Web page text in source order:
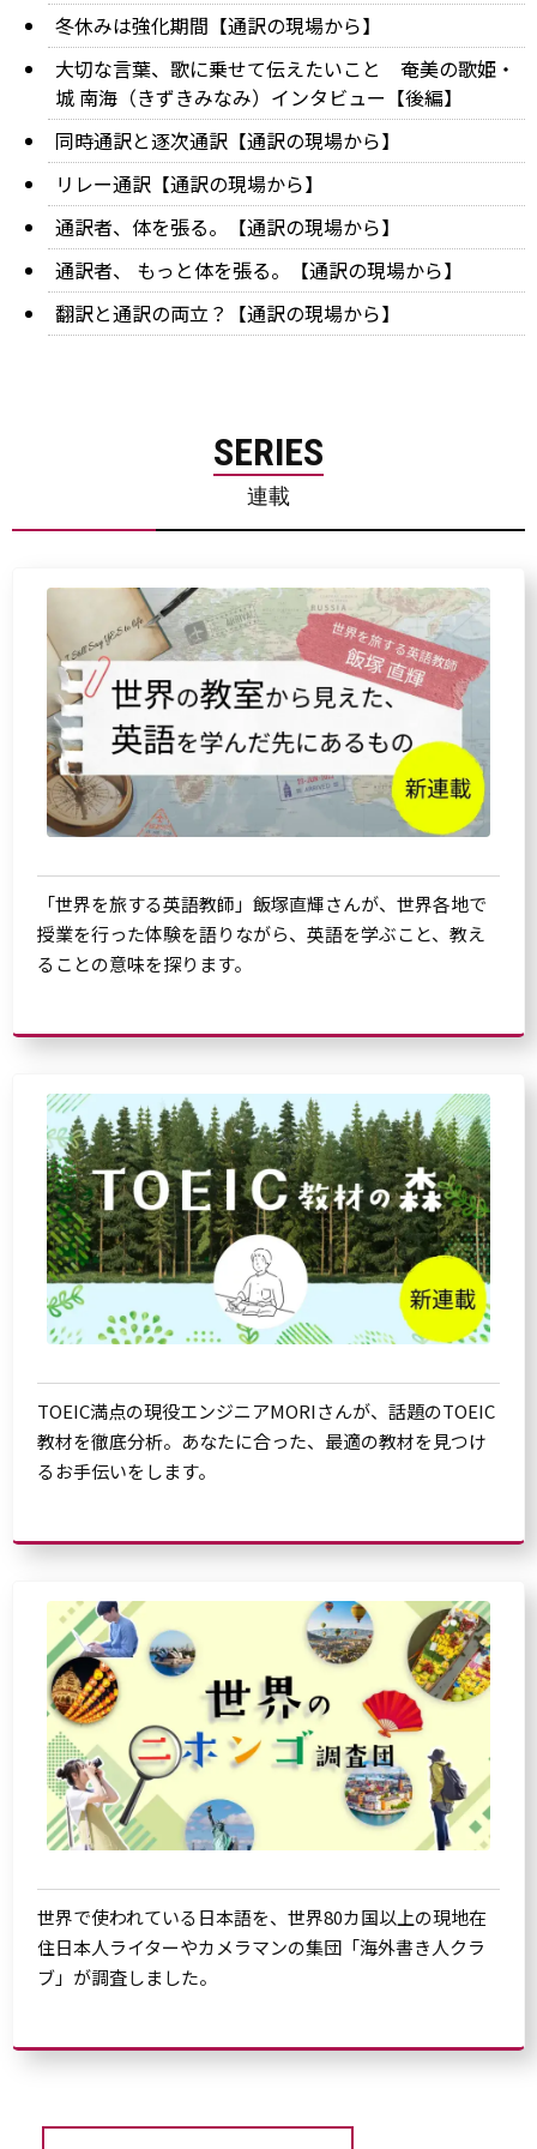
冬休みは強化期間【通訳の現場から】
大切な言葉、歌に乗せて伝えたいこと 奄美の歌姫・
城 南海（きずきみなみ）インタビュー【後編】
同時通訳と逐次通訳【通訳の現場から】
リレー通訳【通訳の現場から】
通訳者、体を張る。【通訳の現場から】
通訳者、 もっと体を張る。【通訳の現場から】
翻訳と通訳の両立？【通訳の現場から】
SERIES
連載
「世界を旅する英語教師」飯塚直輝さんが、世界各地で
授業を行った体験を語りながら、英語を学ぶこと、教え
ることの意味を探ります。
TOEIC満点の現役エンジニアMORIさんが、話題のTOEIC
教材を徹底分析。あなたに合った、最適の教材を見つけ
るお手伝いをします。
世界で使われている日本語を、世界80カ国以上の現地在
住日本人ライターやカメラマンの集団「海外書き人クラ
ブ」が調査しました。